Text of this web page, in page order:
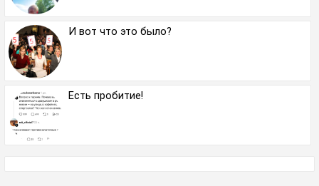
И вот что это было?
Есть пробитие!